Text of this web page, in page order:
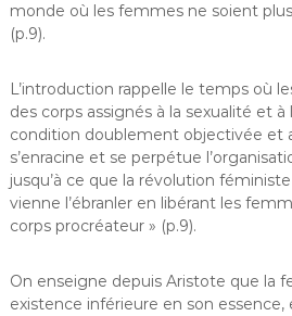
monde où les femmes ne soient
(p.9).
L’introduction rappelle le temps où
des corps assignés à la sexualité et
condition doublement objectivée et
s’enracine et se perpétue
jusqu’à ce que la révolution
vienne l’ébranler en libérant les
corps procréateur » (p.9).
On enseigne depuis Aristote que la
existence inférieure en son essence,